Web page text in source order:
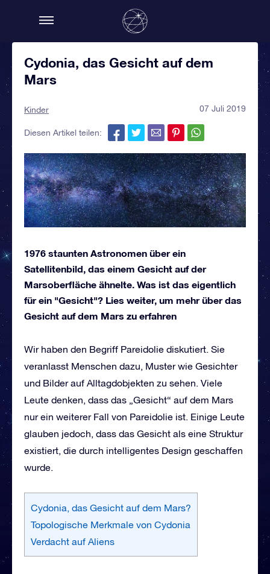
Cydonia, das Gesicht auf dem
Mars
Kinder 07 Juli 2019
Diesen Artikel teilen:
1976 staunten Astronomen über ein
Satellitenbild, das einem Gesicht auf der
Marsoberfläche ähnelte. Was ist das eigentlich
für ein "Gesicht"? Lies weiter, um mehr über das
Gesicht auf dem Mars zu erfahren
Wir haben den Begriff Pareidolie diskutiert. Sie
veranlasst Menschen dazu, Muster wie Gesichter
und Bilder auf Alltagdobjekten zu sehen. Viele
Leute denken, dass das „Gesicht“ auf dem Mars
nur ein weiterer Fall von Pareidolie ist. Einige Leute
glauben jedoch, dass das Gesicht als eine Struktur
existiert, die durch intelligentes Design geschaffen
wurde.
Cydonia, das Gesicht auf dem Mars?
Topologische Merkmale von Cydonia
Verdacht auf Aliens